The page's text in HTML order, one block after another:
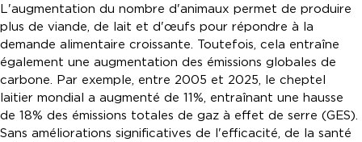
L'augmentation du nombre d'animaux permet de produire
plus de viande, de lait et d'œufs pour répondre à la
demande alimentaire croissante. Toutefois, cela entraîne
également une augmentation des émissions globales de
carbone. Par exemple, entre 2005 et 2025, le cheptel
laitier mondial a augmenté de 11%, entraînant une hausse
de 18% des émissions totales de gaz à effet de serre (GES).
Sans améliorations significatives de l'efficacité, de la santé